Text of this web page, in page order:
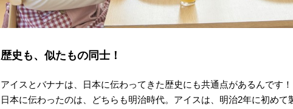
歴史も、似たもの同士！
アイスとバナナは、日本に伝わってきた歴史にも共通点があるんです！
日本に伝わったのは、どちらも明治時代。アイスは、明治2年に初めて